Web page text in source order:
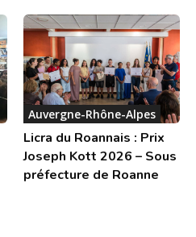
Auvergne-Rhône-Alpes
Licra du Roannais : Prix
Joseph Kott 2026 – Sous
préfecture de Roanne